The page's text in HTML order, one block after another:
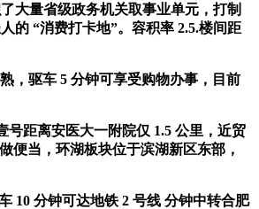
大量省级政务机关取事业单元，打制
的 “消费打卡地”。容积率 2.5.楼间距
，驱车 5 分钟可享受购物办事，目前
距离安医大一附院仅 1.5 公里，近贸
便当，环湖板块位于滨湖新区东部，
10 分钟可达地铁 2 号线 分钟中转合肥